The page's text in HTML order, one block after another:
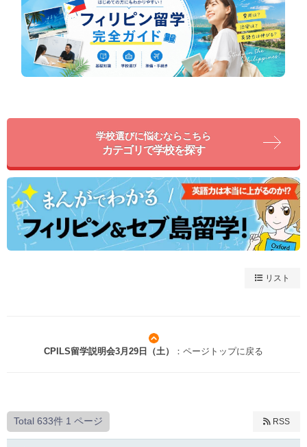
学校選びに悩むならこちら
カテゴリで学校を探す
リスト
CPILS留学説明会3月29日（土） ：ページトップに戻る
Total 633件 1 ページ RSS